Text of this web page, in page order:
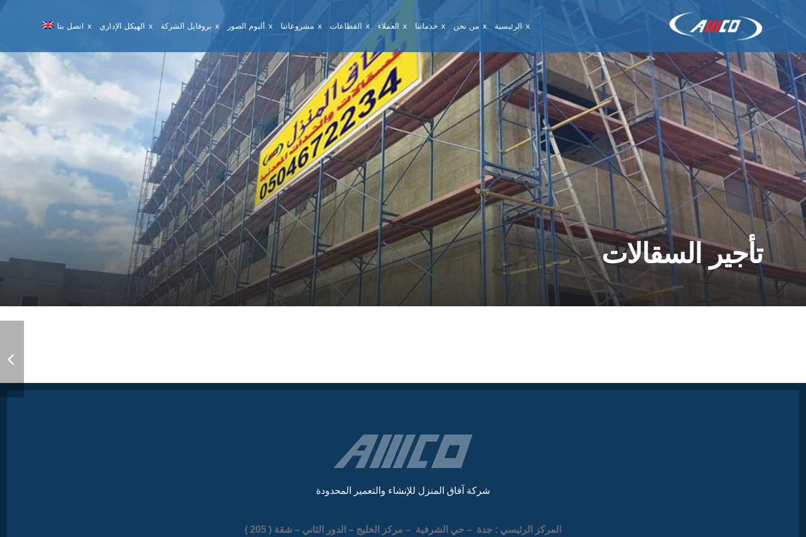
الرئيسية من نحن خدماتنا العملاء القطاعات مشروعاتنا ألبوم الصور بروفايل الشركة الهيكل الإداري اتصل بنا
تأجير السقالات
شركة آفاق المنزل للإنشاء والتعمير المحدودة
المركز الرئيسي : جدة – حي الشرفية – مركز الخليج – الدور الثاني – شقة ( 205 )